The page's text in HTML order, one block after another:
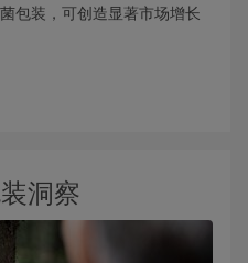
包装，可创造显著市场增长
洞察